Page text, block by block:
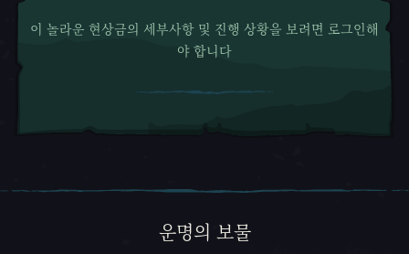
이 놀라운 현상금의 세부사항 및 진행 상황을 보려면 로그인해
야 합니다
운명의 보물